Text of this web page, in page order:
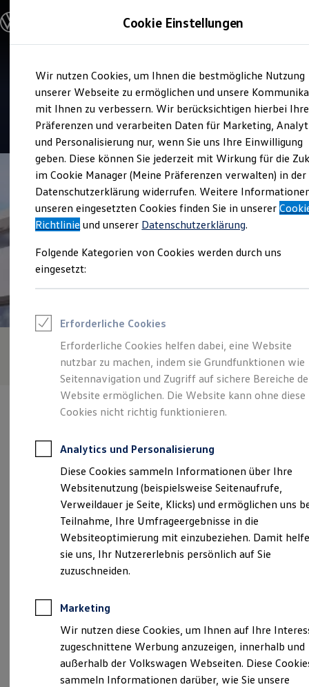
Hauptinhalt
springen
Footer
springen
Modelle und Konfigurator
Modelle vergleichen
Elektroautos
ENERGY Sondermodelle
Nutzfahrzeuge
SUV und CUV
Familienautos
Kombis
Kompaktwagen
Sportwagen
Schnell verfügbare Fahrzeuge
Angebote und Produkte
Aktuelle Angebote
E-Auto-Förderung
Volkswagen Marktplatz
Junge Gebrauchtwagen und Gebrauchtwagen
Volkswagen Zertifizierte Gebrauchtwagen
Zubehör- und Serviceangebote
Leasing
Leasing-Angebote
Gebrauchtwagen Leasing
Junge Gebrauchtwagen-Leasing
Elektroauto Leasing
Kleinwagen-Leasing
Leasing ohne Anzahlung
Finanzierung
Kfz-Versicherung
Restschuldversicherungen
Garantien
Wartungsverträge
Geschäftskunden
Professional Class bei Volkswagen
Großkunden
Behörden
Direktkunden
Sonderfahrzeuge
Anpfiff zum Gewinn
Elektroautos
ID. Tutorials
Elektrofahrzeugkonzepte
Reichweite
Reichweite der ID. Modelle
Reichweite im Winter
Verkauf und Service
Autohaus Braun
4.8| 279 Bewertungen
Verantwortlich für die Inhalte auf dieser Seite ist die Autohaus
Braun GmbH (Impressum & Rechtliches)
Calwer Straße 304, 72218 Wildberg
info@autohausbraun.de
Montag
Sonntag
Geschlossen
Cookie Einstellungen
Wir nutzen Cookies, um Ihnen die bestmögliche Nutzung
unserer Webseite zu ermöglichen und unsere
mit Ihnen zu verbessern. Wir berücksichtigen hierbei Ihre
Präferenzen und verarbeiten Daten für Marketing,
und Personalisierung nur, wenn Sie uns Ihre Einwilligung
geben. Diese können Sie jederzeit mit Wirkung für die
im Cookie Manager (Meine Präferenzen verwalten) in der
Datenschutzerklärung widerrufen. Weitere
unseren eingesetzten Cookies finden Sie in unserer
Richtlinie und unserer Datenschutzerklärung.
Folgende Kategorien von Cookies werden durch uns
eingesetzt:
Erforderliche Cookies
Erforderliche Cookies helfen dabei, eine Website
nutzbar zu machen, indem sie Grundfunktionen wie
Seitennavigation und Zugriff auf sichere Bereiche
Website ermöglichen. Die Website kann ohne diese
Cookies nicht richtig funktionieren.
Analytics und Personalisierung
Diese Cookies sammeln Informationen über Ihre
Websitenutzung (beispielsweise Seitenaufrufe,
Verweildauer je Seite, Klicks) und ermöglichen uns
Teilnahme, Ihre Umfrageergebnisse in die
Websiteoptimierung mit einzubeziehen. Damit
sie uns, Ihr Nutzererlebnis persönlich auf Sie
zuzuschneiden.
Marketing
Wir nutzen diese Cookies, um Ihnen auf Ihre
zugeschnittene Werbung anzuzeigen, innerhalb und
außerhalb der Volkswagen Webseiten. Diese
sammeln Informationen darüber, wie Sie unsere